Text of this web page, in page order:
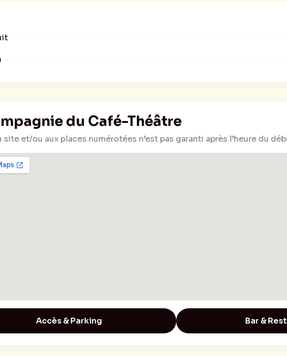
du Café-Théâtre
site et/ou aux places numérotées n’est pas garanti après l’heure du
Accès & Parking Bar &